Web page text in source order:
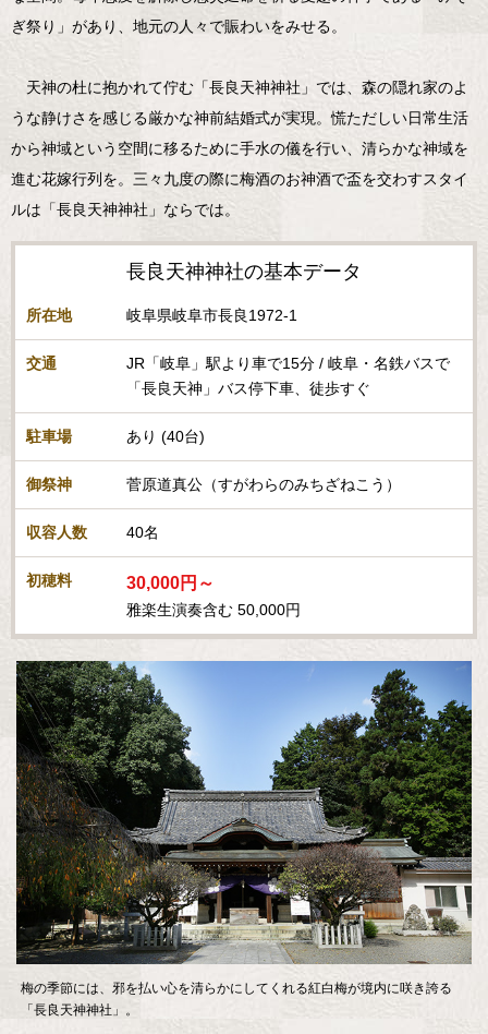
ぎ祭り」があり、地元の人々で賑わいをみせる。
天神の杜に抱かれて佇む「長良天神神社」では、森の隠れ家のよ
うな静けさを感じる厳かな神前結婚式が実現。慌ただしい日常生活
から神域という空間に移るために手水の儀を行い、清らかな神域を
進む花嫁行列を。三々九度の際に梅酒のお神酒で盃を交わすスタイ
ルは「長良天神神社」ならでは。
長良天神神社の基本データ
所在地 岐阜県岐阜市長良1972-1
交通
JR「岐阜」駅より車で15分 / 岐阜・名鉄バスで
「長良天神」バス停下車、徒歩すぐ
駐車場 あり (40台)
御祭神 菅原道真公（すがわらのみちざねこう）
収容人数 40名
初穂料 30,000円～
雅楽生演奏含む 50,000円
梅の季節には、邪を払い心を清らかにしてくれる紅白梅が境内に咲き誇る
「長良天神神社」。